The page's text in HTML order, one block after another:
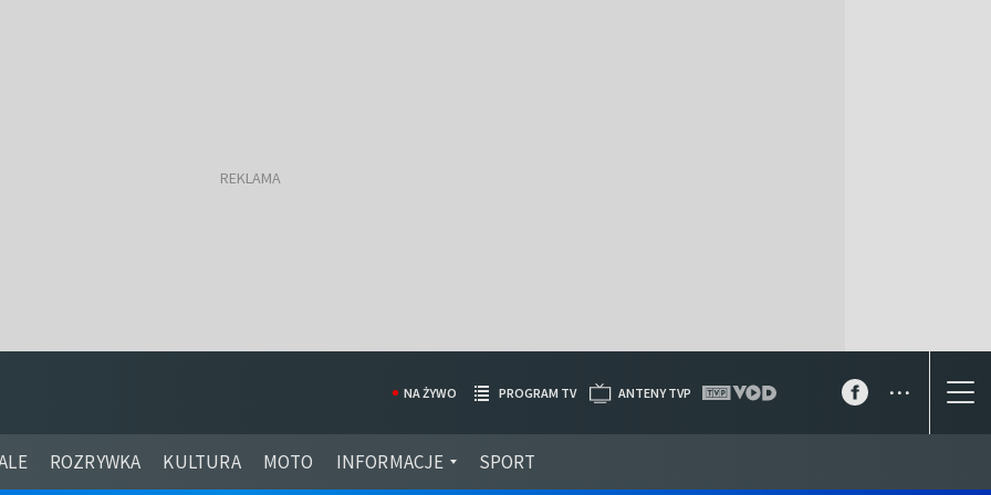
ROZRYWKA KULTURA MOTO INFORMACJE SPORT
NA ŻYWO PROGRAM TV ANTENY TVP ...